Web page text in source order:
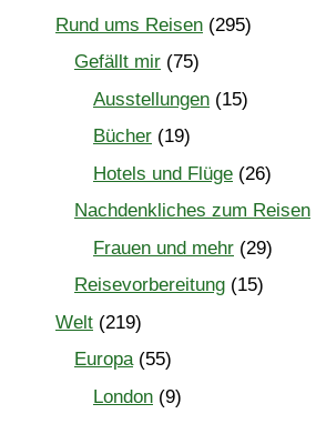
Rund ums Reisen (295)
Gefällt mir (75)
Ausstellungen (15)
Bücher (19)
Hotels und Flüge (26)
Nachdenkliches zum Reisen
Frauen und mehr (29)
Reisevorbereitung (15)
Welt (219)
Europa(55)
London (9)